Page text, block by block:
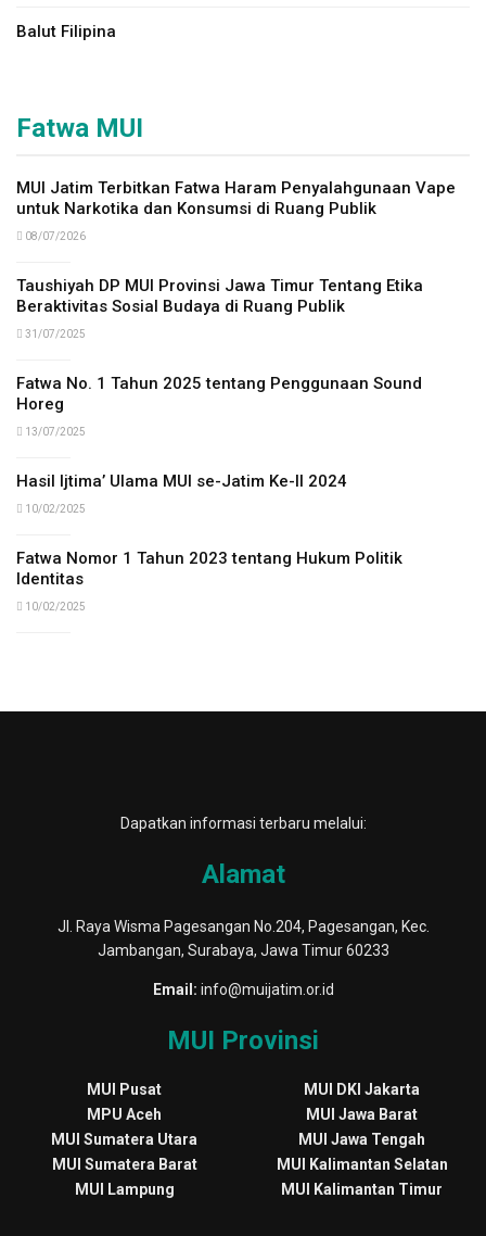
Balut Filipina
Fatwa MUI
MUI Jatim Terbitkan Fatwa Haram Penyalahgunaan Vape
untuk Narkotika dan Konsumsi di Ruang Publik
08/07/2026
Taushiyah DP MUI Provinsi Jawa Timur Tentang Etika
Beraktivitas Sosial Budaya di Ruang Publik
31/07/2025
Fatwa No. 1 Tahun 2025 tentang Penggunaan Sound
Horeg
13/07/2025
Hasil Ijtima’ Ulama MUI se-Jatim Ke-II 2024
10/02/2025
Fatwa Nomor 1 Tahun 2023 tentang Hukum Politik
Identitas
10/02/2025
Dapatkan informasi terbaru melalui:
Alamat
Jl. Raya Wisma Pagesangan No.204, Pagesangan, Kec.
Jambangan, Surabaya, Jawa Timur 60233
Email: info@muijatim.or.id
MUI Provinsi
MUI Pusat
MPU Aceh
MUI Sumatera Utara
MUI Sumatera Barat
MUI Lampung
MUI DKI Jakarta
MUI Jawa Barat
MUI Jawa Tengah
MUI Kalimantan Selatan
MUI Kalimantan Timur